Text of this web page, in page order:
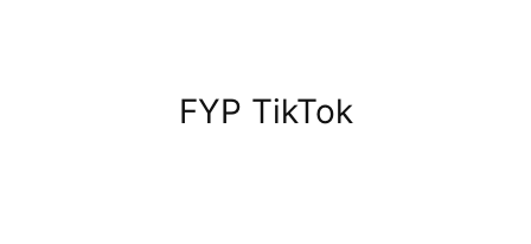
FYP TikTok